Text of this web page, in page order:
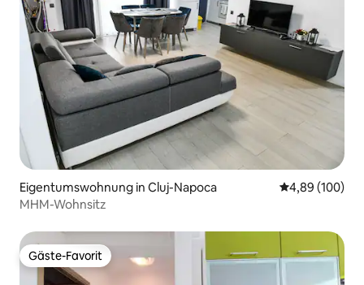
Eigentumswohnung in Cluj-Napoca
4,89 (100)
MHM-Wohnsitz
Gäste-Favorit
Gäste-Favorit